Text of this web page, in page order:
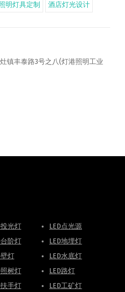
明灯具定制 酒店灯光设计
镇丰泰路3号之八(灯港照明工业
投光灯
LED点光源
台阶灯
LED地埋灯
灯
LED水底灯
照树灯
LED路灯
扶手灯
LED工矿灯